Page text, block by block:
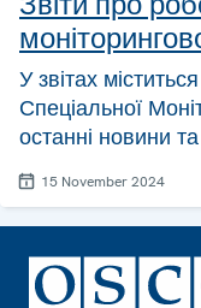
У звітах
Спеціальної
останні новини та
15 November 2024